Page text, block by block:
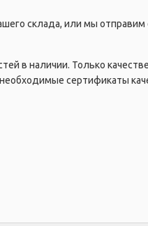
склада, или мы
в наличии. Только
сертификаты